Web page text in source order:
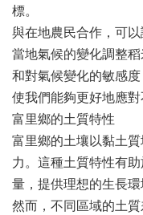
標。
與在地農民合作，可
當地氣候的變化調整
和對氣候變化的敏感
使我們能夠更好地應
富里鄉的土質特性
富里鄉的土壤以黏土
力。這種土質特性有
量，提供理想的生長環
然而，不同區域的土